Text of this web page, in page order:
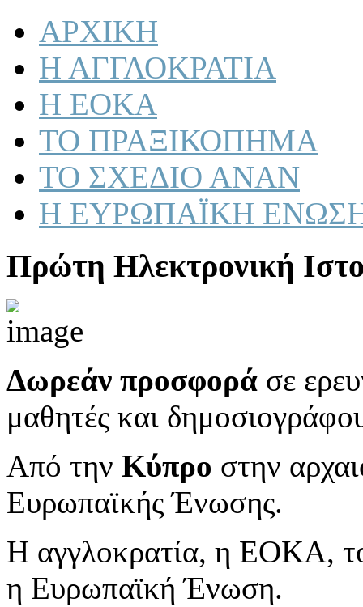
ΑΡΧΙΚΗ
Η ΑΓΓΛΟΚΡΑΤΙΑ
Η ΕΟΚΑ
ΤΟ ΠΡΑΞΙΚΟΠΗΜΑ
ΤΟ ΣΧΕΔΙΟ ΑΝΑΝ
Η ΕΥΡΩΠΑΪΚΗ
Πρώτη Ηλεκτρονική
Δωρεάν προσφορά σε
μαθητές και
Από την Κύπρο στην
Ευρωπαϊκής Ένωσης.
Η αγγλοκρατία, η ΕΟΚΑ,
η Ευρωπαϊκή Ένωση.